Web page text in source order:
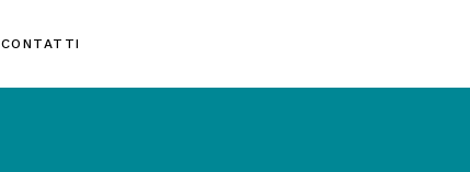
CONTATTI